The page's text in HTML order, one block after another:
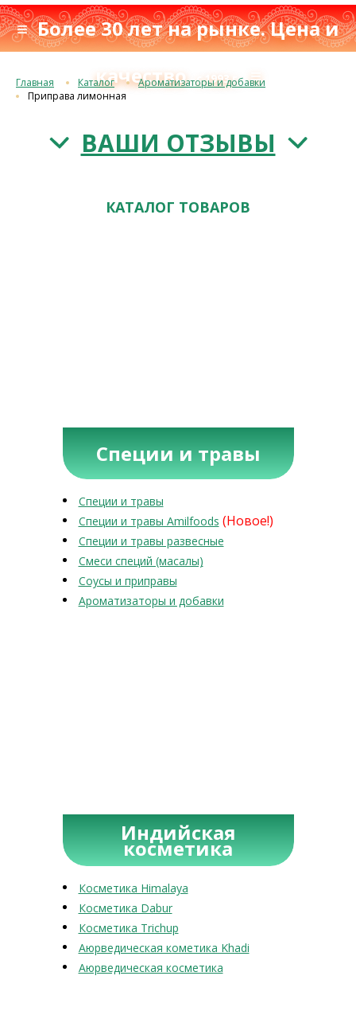
≡ Более 30 лет на рынке. Цена и
качествос 1993 г.≡
Главная Каталог
Ароматизаторы и добавки
Приправа лимонная
ВАШИ ОТЗЫВЫ
КАТАЛОГ ТОВАРОВ
Специи и травы
Специи и травы
Специи и травы Amilfoods (Новое!)
Специи и травы развесные
Смеси специй (масалы)
Соусы и приправы
Ароматизаторы и добавки
Индийская
косметика
Косметика Himalaya
Косметика Dabur
Косметика Trichup
Аюрведическая кометика Khadi
Аюрведическая косметика